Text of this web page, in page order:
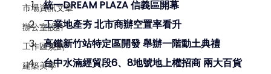
市場資訊文章
辦公室設計
工作區規劃
建築美學
統一DREAM PLAZA 信義區開幕
工業地產夯 北市商辦空置率看升
高鐵新竹站特定區開發 舉辦一階動土典禮
台中水湳經貿段6、8地號地上權招商 兩大百貨